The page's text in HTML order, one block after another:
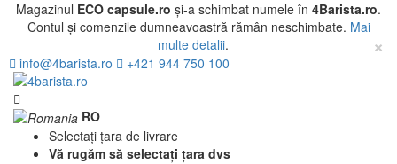
Magazinul ECO capsule.ro și-a schimbat numele în 4Barista.ro.
Contul și comenzile dumneavoastră rămân neschimbate. Mai
multe detalii. ×
info@4barista.ro +421 944 750 100
RO
Selectați țara de livrare
Vă rugăm să selectați țara dvs